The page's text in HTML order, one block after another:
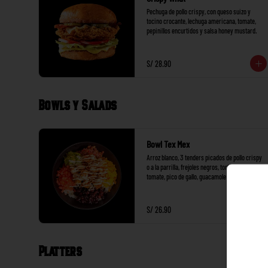
Pechuga de pollo crispy, con queso suizo y
tocino crocante, lechuga americana, tomate,
pepinillos encurtidos y salsa honey mustard.
S/ 28.90
Bowls y Salads
Bowl Tex Mex
Arroz blanco, 3 tenders picados de pollo crispy
o a la parrilla, frejoles negros, tortilla de maíz,
tomate, pico de gallo, guacamole y ranch + 1
S/ 26.90
Platters